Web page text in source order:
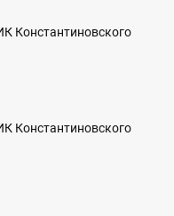
Константиновского
Константиновского